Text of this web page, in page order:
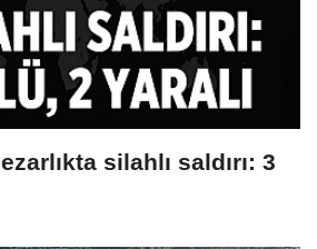
silahlı saldırı: 3